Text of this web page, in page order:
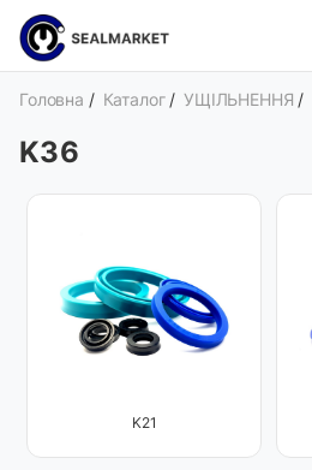
Головна / Каталог /УЩІЛЬНЕННЯ /
K36
K21